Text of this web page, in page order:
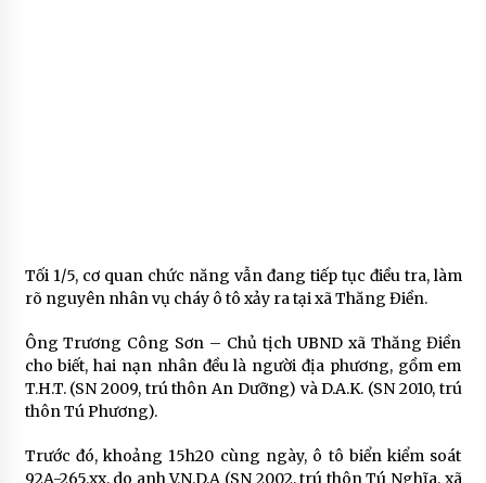
Tối 1/5, cơ quan chức năng vẫn đang tiếp tục điều tra, làm
rõ nguyên nhân vụ cháy ô tô xảy ra tại xã Thăng Điền.
Ông Trương Công Sơn – Chủ tịch UBND xã Thăng Điền
cho biết, hai nạn nhân đều là người địa phương, gồm em
T.H.T. (SN 2009, trú thôn An Dưỡng) và D.A.K. (SN 2010, trú
thôn Tú Phương).
Trước đó, khoảng 15h20 cùng ngày, ô tô biển kiểm soát
92A-265.xx, do anh V.N.D.A (SN 2002, trú thôn Tú Nghĩa, xã